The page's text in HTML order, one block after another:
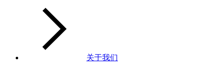
关于我们